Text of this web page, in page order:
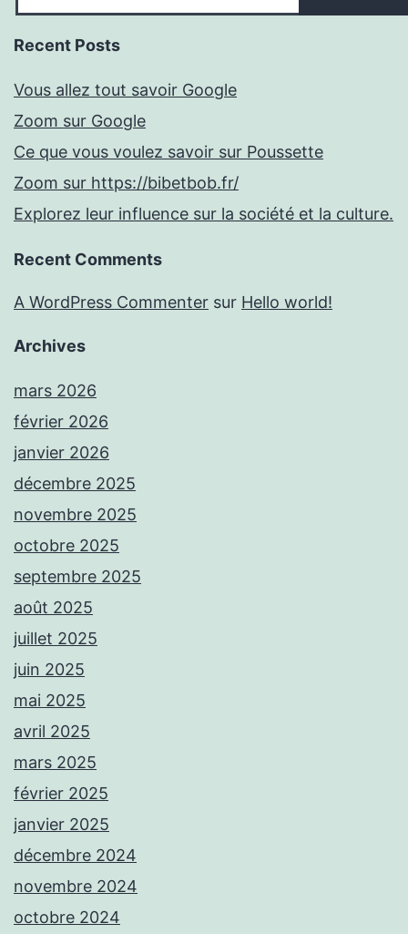
Recent Posts
Vous allez tout savoir Google
Zoom sur Google
Ce que vous voulez savoir sur Poussette
Zoom sur https://bibetbob.fr/
Explorez leur influence sur la société et la culture.
Recent Comments
A WordPress Commenter sur Hello world!
Archives
mars 2026
février 2026
janvier 2026
décembre 2025
novembre 2025
octobre 2025
septembre 2025
août 2025
juillet 2025
juin 2025
mai 2025
avril 2025
mars 2025
février 2025
janvier 2025
décembre 2024
novembre 2024
octobre 2024